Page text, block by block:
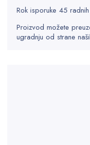
Rok isporuke 45
Proizvod možete
ugradnju od strane